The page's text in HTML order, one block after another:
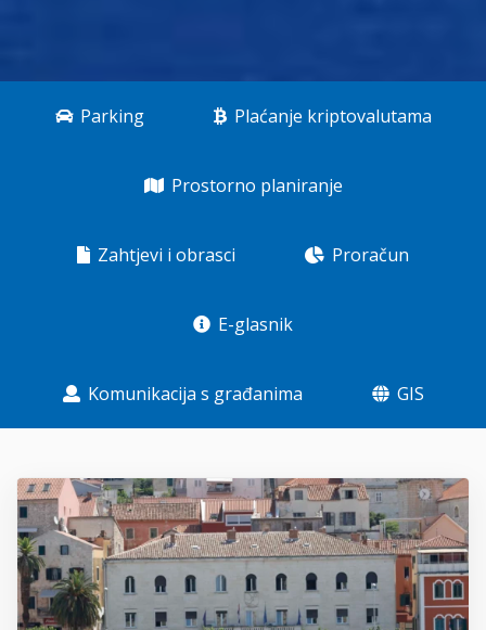
Parking Plaćanje kriptovalutama
Prostorno planiranje
Zahtjevi i obrasci Proračun
E-glasnik
Komunikacija s građanima GIS